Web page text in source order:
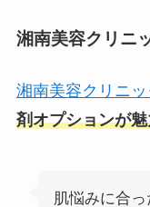
湘南美容クリニ
湘南美容クリニッ
剤オプションが
肌悩みに合